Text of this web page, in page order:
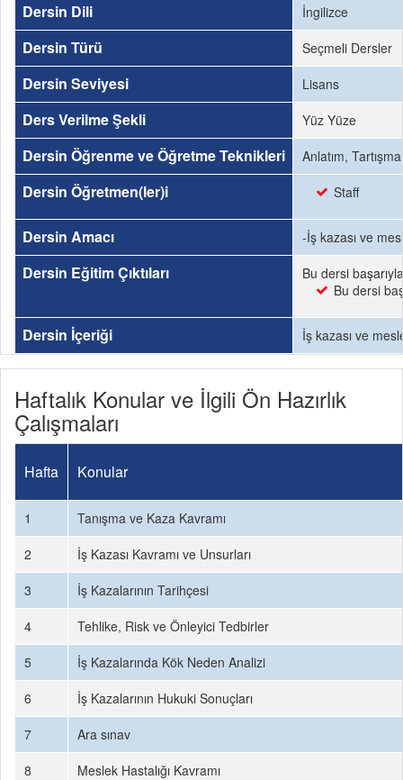
Dersin Dili İngilizce
Dersin Türü Seçmeli Dersler
Dersin Seviyesi Lisans
Ders Verilme Şekli Yüz Yüze
Dersin Öğrenme ve Öğretme Teknikleri Anlatım,
Dersin Öğretmen(ler)i Staff
Dersin Amacı -İş kazası ve
Dersin Eğitim Çıktıları
Bu dersi
Bu dersi
Dersin İçeriği İş kazası ve
Haftalık Konular ve İlgili Ön Hazırlık
Çalışmaları
Hafta Konular
1
Tanışma ve Kaza Kavramı
2
İş Kazası Kavramı ve Unsurları
3
İş Kazalarının Tarihçesi
4
Tehlike, Risk ve Önleyici Tedbirler
5
İş Kazalarında Kök Neden Analizi
6
İş Kazalarının Hukuki Sonuçları
7
Ara sınav
8
Meslek Hastalığı Kavramı